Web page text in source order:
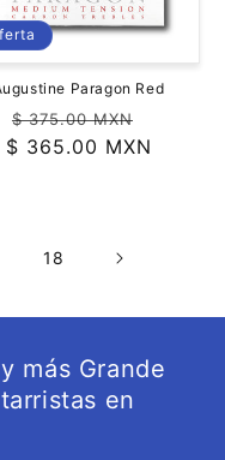
Paragon Red
Precio
habitual
$ 375.00 MXN
de
$ 365.00 MXN
18
más Grande
en